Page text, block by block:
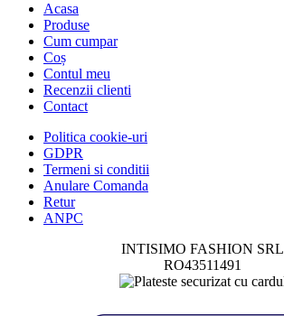
Acasa
Produse
Cum cumpar
Coș
Contul meu
Recenzii clienti
Contact
Politica cookie-uri
GDPR
Termeni si conditii
Anulare Comanda
Retur
ANPC
INTISIMO FASHION SRL
RO43511491